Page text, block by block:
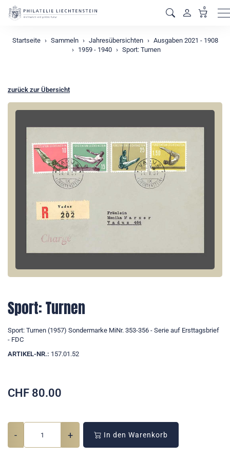
0
Startseite Sammeln Jahresübersichten
Ausgaben 2021 - 1908
1959 - 1940
Sport: Turnen
zurück zur Übersicht
Sport: Turnen
Sport: Turnen (1957) Sondermarke MiNr. 353-356 - Serie auf Ersttagsbrief
- FDC
ARTIKEL-NR.: 157.01.52
CHF 80.00
- + In den Warenkorb